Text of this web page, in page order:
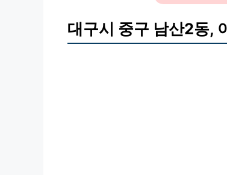
대구시 중구 남산2동,